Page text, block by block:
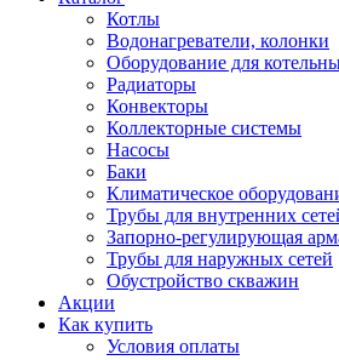
Котлы
Водонагреватели, колонки
Оборудование для
Радиаторы
Конвекторы
Коллекторные системы
Насосы
Баки
Климатическое
Трубы для внутренних
Запорно-регулирующая
Трубы для наружных сетей
Обустройство скважин
Акции
Как купить
Условия оплаты